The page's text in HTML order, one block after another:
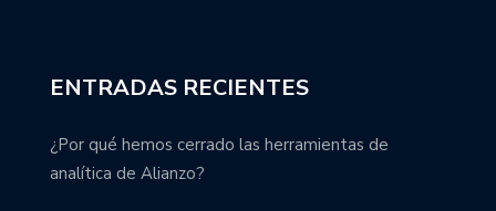
ENTRADAS RECIENTES
¿Por qué hemos cerrado las herramientas de
analítica de Alianzo?